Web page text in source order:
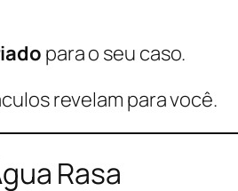
para o seu caso.
revelam para você.
Rasa